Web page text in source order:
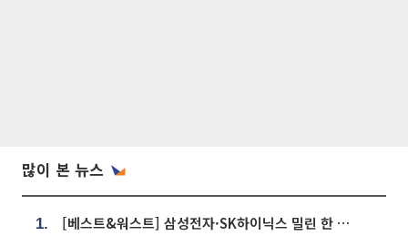
많이 본 뉴스
1. [베스트&워스트] 삼성전자·SK하이닉스 밀린 한 주…상상인증권은 85% 급등